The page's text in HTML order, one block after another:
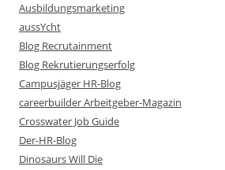
Ausbildungsmarketing
aussYcht
Blog Recrutainment
Blog Rekrutierungserfolg
Campusjäger HR-Blog
careerbuilder Arbeitgeber-Magazin
Crosswater Job Guide
Der-HR-Blog
Dinosaurs Will Die